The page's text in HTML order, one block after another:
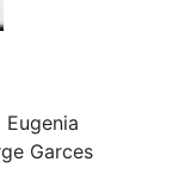
Garces